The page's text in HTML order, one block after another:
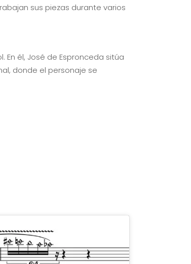
sus piezas durante varios
él, José de Espronceda sitúa
donde el personaje se